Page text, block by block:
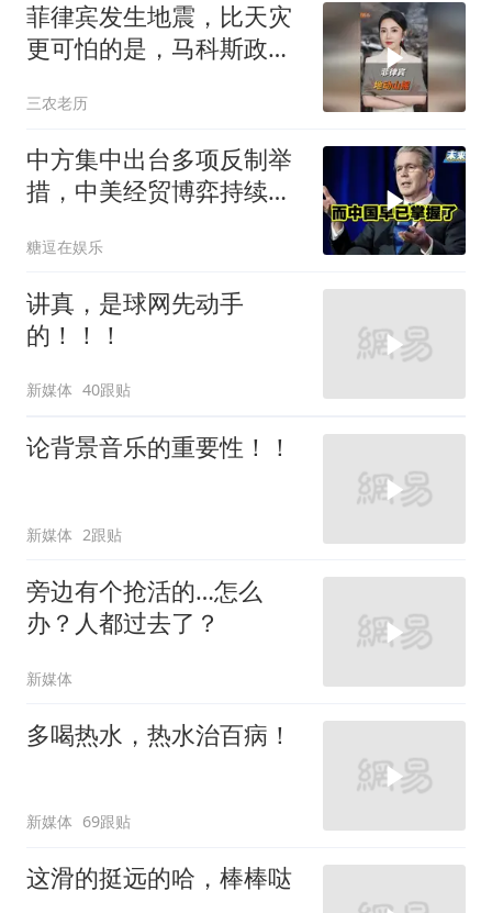
菲律宾发生地震，比天灾
更可怕的是，马科斯政府
三农老历
中方集中出台多项反制举
措，中美经贸博弈持续升
糖逗在娱乐
讲真，是球网先动手
的！！！
新媒体 40跟贴
论背景音乐的重要性！！
新媒体 2跟贴
旁边有个抢活的…怎么
办？人都过去了？
新媒体
多喝热水，热水治百病！
新媒体 69跟贴
这滑的挺远的哈，棒棒哒